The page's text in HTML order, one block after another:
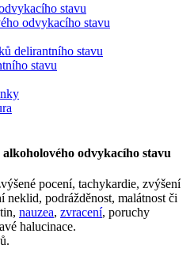
stavu
odvykacího stavu
delirantního stavu
stavu
odvykacího stavu
pocení, tachykardie, zvýšení
neklid, podrážděnost, malátnost či
nauzea, zvracení, poruchy
halucinace.